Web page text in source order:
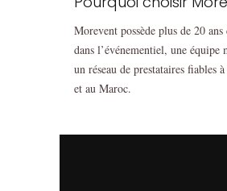
Morevent possède plus de 20 ans
dans l’événementiel, une
un réseau de prestataires fiables
et au Maroc.